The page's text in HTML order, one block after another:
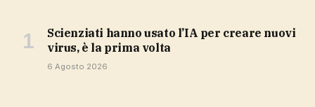
Scienziati hanno usato l’IA per creare nuovi
virus, è la prima volta
6 Agosto 2026